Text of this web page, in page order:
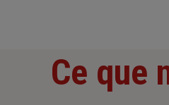
Ce que